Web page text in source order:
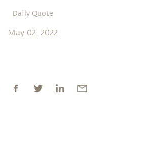
Daily Quote
May 02, 2022